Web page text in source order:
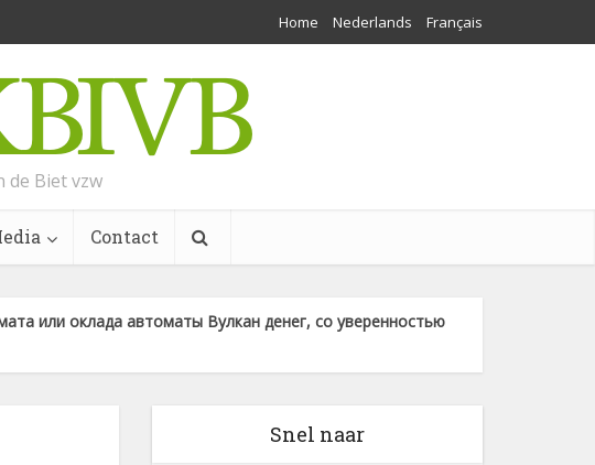
Home Nederlands Français
Biet vzw
Contact
или оклада автоматы Вулкан денег, со уверенностью
Snel naar